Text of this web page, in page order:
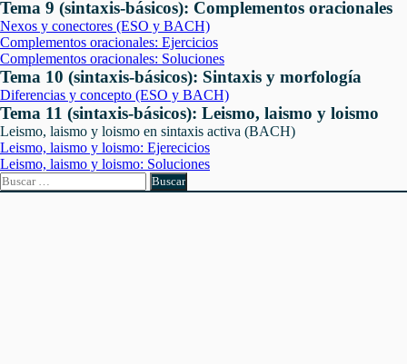
Tema 9 (sintaxis-básicos): Complementos oracionales
Nexos y conectores (ESO y BACH)
Complementos oracionales: Ejercicios
Complementos oracionales: Soluciones
Tema 10 (sintaxis-básicos): Sintaxis y morfología
Diferencias y concepto (ESO y BACH)
Tema 11 (sintaxis-básicos): Leismo, laismo y loismo
Leismo, laismo y loismo en sintaxis activa (BACH)
Leismo, laismo y loismo: Ejerecicios
Leismo, laismo y loismo: Soluciones
Buscar: